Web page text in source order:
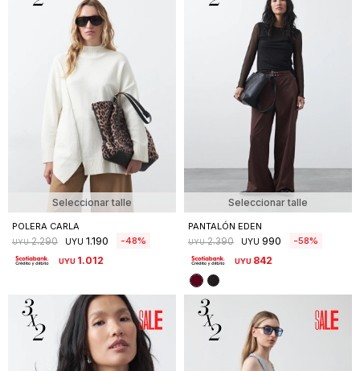
Seleccionar talle
POLERA CARLA
UYU 2.290 UYU 1.190 48
UYU 1.012
Seleccionar talle
PANTALÓN EDEN
UYU 2.390 UYU 990 58
UYU 842